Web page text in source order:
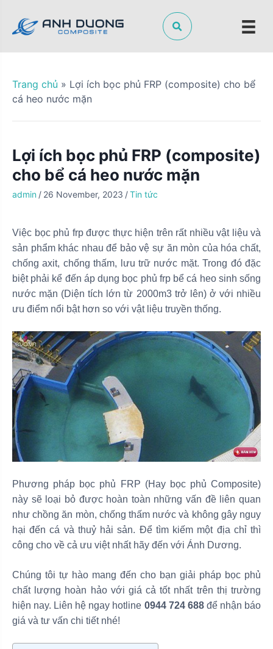
p
Trang chủ » Lợi ích bọc phủ FRP (composite) cho bể
cá heo nước mặn
Lợi ích bọc phủ FRP (composite)
cho bể cá heo nước mặn
admin / 26 November, 2023 /Tin tức
Việc bọc phủ frp được thực hiện trên rất nhiều vật liệu và
sản phẩm khác nhau để bảo vệ sự ăn mòn của hóa chất,
chống axit, chống thấm, lưu trữ nước mặt. Trong đó đặc
biệt phải kể đến áp dụng bọc phủ frp bể cá heo sinh sống
nước mặn (Diện tích lớn từ 2000m3 trở lên) ở với nhiều
ưu điểm nổi bật hơn so với vật liệu truyền thống.
Phương pháp bọc phủ FRP (Hay bọc phủ Composite)
này sẽ loại bỏ được hoàn toàn những vấn đề liên quan
như chồng ăn mòn, chống thấm nước và không gây nguy
hại đến cá và thuỷ hải sản. Để tìm kiếm một địa chỉ thì
công cho về cả ưu việt nhất hãy đến với Ánh Dương.
Chúng tôi tự hào mang đến cho bạn giải pháp bọc phủ
chất lượng hoàn hảo với giá cả tốt nhất trên thị trường
hiện nay. Liên hệ ngay hotline 0944 724 688để nhận báo
giá và tư vấn chi tiết nhé!